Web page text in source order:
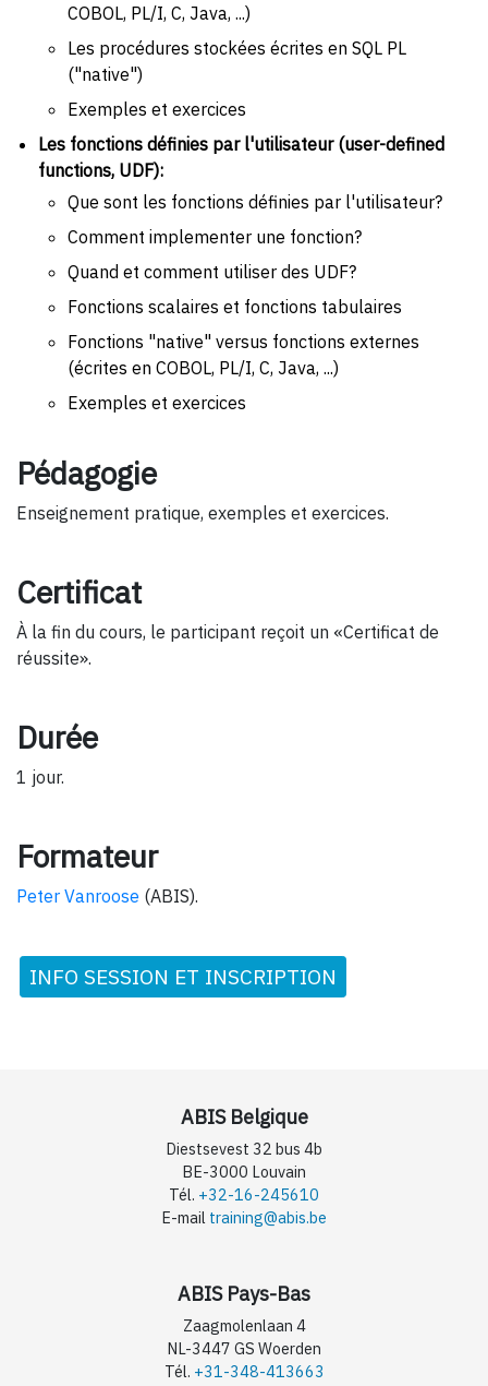
COBOL, PL/I, C, Java, ...)
Les procédures stockées écrites en SQL PL
("native")
Exemples et exercices
Les fonctions définies par l'utilisateur (user-defined
functions, UDF):
Que sont les fonctions définies par l'utilisateur?
Comment implementer une fonction?
Quand et comment utiliser des UDF?
Fonctions scalaires et fonctions tabulaires
Fonctions "native" versus fonctions externes
(écrites en COBOL, PL/I, C, Java, ...)
Exemples et exercices
Pédagogie
Enseignement pratique, exemples et exercices.
Certificat
À la fin du cours, le participant reçoit un «Certificat de
réussite».
Durée
1 jour.
Formateur
Peter Vanroose (ABIS).
INFO SESSION ET INSCRIPTION
ABIS Belgique
Diestsevest 32 bus 4b
BE-3000 Louvain
Tél. +32-16-245610
E-mail training@abis.be
ABIS Pays-Bas
Zaagmolenlaan 4
NL-3447 GS Woerden
Tél. +31-348-413663